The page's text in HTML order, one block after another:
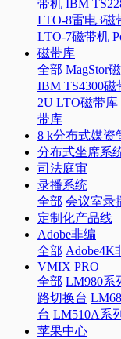
带机 IBM
LTO-8雷电3磁
LTO-7磁带机
磁带库
全部 MagStor
IBM TS4300磁
2U LTO磁带库
带库
8 k分布式媒资
分布式坐席系
司法庭审
录播系统
全部 会议室录
定制化产品线
Adobe非编
全部 Adobe4K
VMIX PRO
全部 LM980系
路切换台
台 LM510A系列
苹果中心